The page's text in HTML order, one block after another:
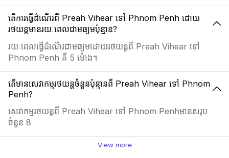
តើការធ្វើដំណើរពី Preah Vihear ទៅ Phnom Penh ដោយ
រថយន្តមានរយៈពេលជាមធ្យមប៉ុន្មាន?
រយៈពេលធ្វើដំណើរជាមធ្យមដោយរថយន្តពី Preah Vihear ទៅ
Phnom Penh គឺ 5 ម៉ោង។
តើមានសេវាកម្មរថយន្តចំនួនប៉ុន្មានពី Preah Vihear ទៅ Phnom
Penh?
សេវាកម្មរថយន្តពី Preah Vihear ទៅ Phnom Penhមានសរុប
ចំនួន 8
View more